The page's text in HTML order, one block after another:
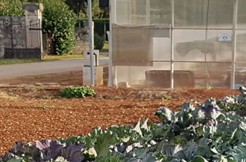
ostataka ulja, fenolnih spojeva, organskih kiselina i
na rast biljaka i mikrobiološku aktivnost tla. Upravo
s ekološkog i ekonomskog aspekta“, rekao je
aerobnih bioreaktora. Riječ je o trima bioreaktorima
i kisika, kao i mehaničkim miješalicama. Proces
strukturnih materijala poput slame te izvora
aerobni uvjeti nužni za aktivnost mikroorganizama.
prozračnost.